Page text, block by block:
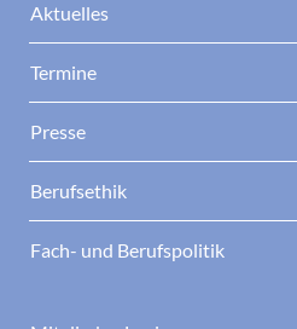
Aktuelles
Termine
Presse
Berufsethik
Fach- und Berufspolitik